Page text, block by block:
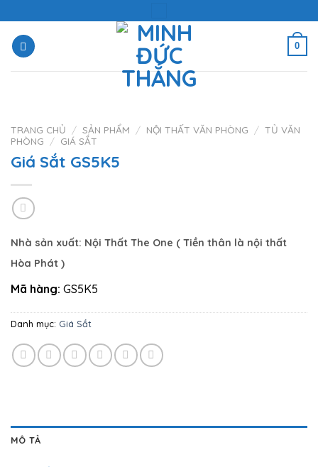
content
0
TRANG CHỦ / SẢN PHẨM / NỘI THẤT VĂN PHÒNG / TỦ VĂN
PHÒNG / GIÁ SẮT
Giá Sắt GS5K5
Nhà sản xuất: Nội Thất The One ( Tiền thân là nội thất
Hòa Phát )
Mã hàng: GS5K5
Danh mục: Giá Sắt
MÔ TẢ